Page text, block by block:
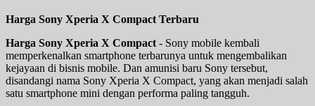
Harga Sony Xperia X Compact Terbaru
Harga Sony Xperia X Compact - Sony mobile kembali
memperkenalkan smartphone terbarunya untuk mengembalikan
kejayaan di bisnis mobile. Dan amunisi baru Sony tersebut,
disandangi nama Sony Xperia X Compact, yang akan menjadi salah
satu smartphone mini dengan performa paling tangguh.